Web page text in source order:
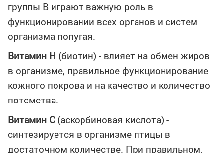
группы В играют важную роль в
функционировании всех органов и систем
организма попугая.
Витамин Н (биотин) - влияет на обмен жиров
в организме, правильное функционирование
кожного покрова и на качество и количество
потомства.
Витамин С (аскорбиновая кислота) -
синтезируется в организме птицы в
достаточном количестве. При правильном,